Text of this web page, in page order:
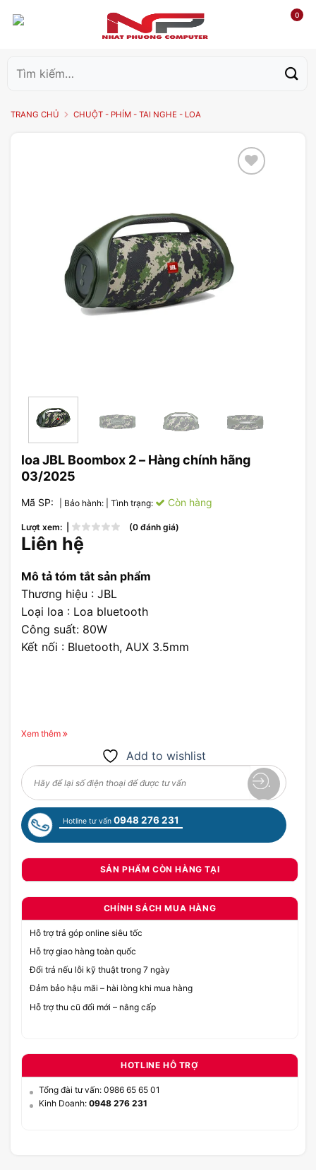
0
kiếm:
TRANG CHỦ CHUỘT - PHÍM - TAI NGHE - LOA
loa JBL Boombox 2 – Hàng chính hãng
03/2025
Mã SP: | Bảo hành: | Tình trạng: Còn hàng
Lượt xem: | (0 đánh giá)
Liên hệ
Mô tả tóm tắt sản phẩm
Thương hiệu : JBL
Loại loa : Loa bluetooth
Công suất: 80W
Kết nối : Bluetooth, AUX 3.5mm
Xem thêm
Add to wishlist
Hotline tư vấn 0948 276 231
SẢN PHẨM CÒN HÀNG TẠI
CHÍNH SÁCH MUA HÀNG
Hỗ trợ trả góp online siêu tốc
Hỗ trợ giao hàng toàn quốc
Đổi trả nếu lỗi kỹ thuật trong 7 ngày
Đảm bảo hậu mãi – hài lòng khi mua hàng
Hỗ trợ thu cũ đổi mới – nâng cấp
HOTLINE HỖ TRỢ
Tổng đài tư vấn: 0986 65 65 01
Kinh Doanh: 0948 276 231